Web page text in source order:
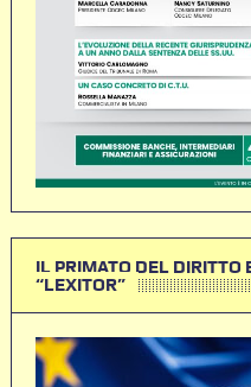
IL PRIMATO DEL DIRITTO
“LEXITOR”